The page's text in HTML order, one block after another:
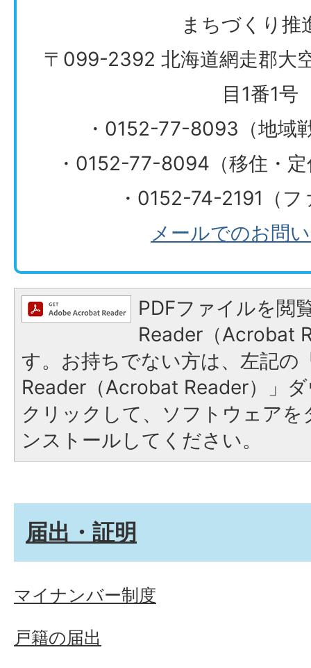
まちづくり推
〒099-2392 北海道網走郡大
目1番1号
・0152-77-8093（地域
・0152-77-8094（移住・
・0152-74-2191（
メールでのお問
PDFファイルを閲
Reader（Acrobat
す。お持ちでない方は、左記の
Reader（Acrobat Reader）」
クリックして、ソフトウェア
ンストールしてください。
届出・証明
マイナンバー制度
戸籍の届出